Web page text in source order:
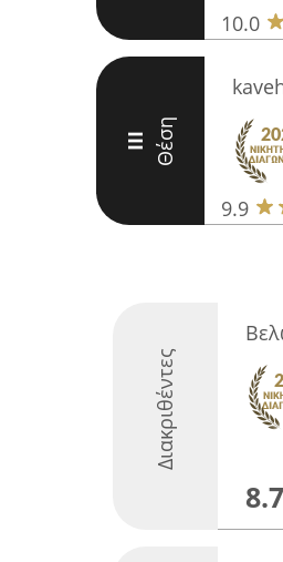
10.0
III Θέση
9.9
Διακριθέντες
8.7